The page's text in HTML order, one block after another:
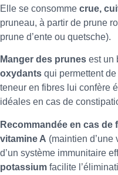
Elle se consomme crue,
pruneau, à partir de prune
prune d’ente ou quetsche).
Manger des prunes est un
oxydants qui permettent
teneur en fibres lui confère
idéales en cas de
Recommandée en cas de
vitamine A (maintien d’une
d’un système immunitaire
potassium facilite